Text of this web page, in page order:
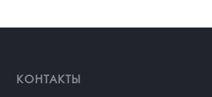
КОНТАКТЫ